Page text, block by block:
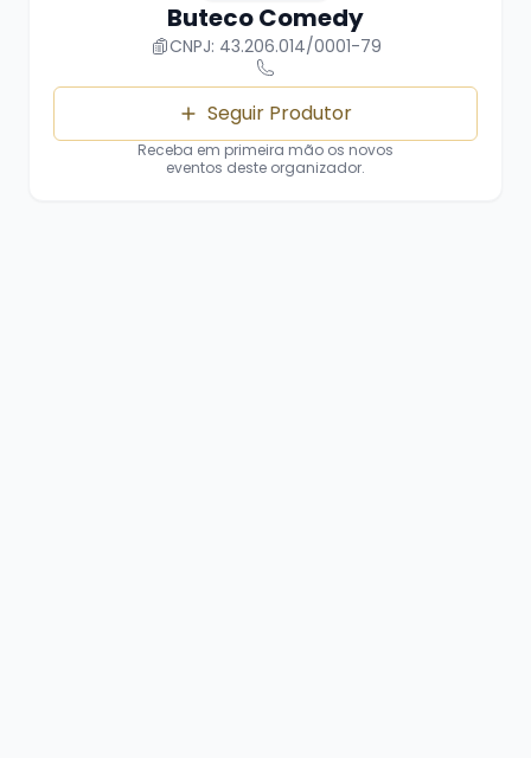
Buteco Comedy
CNPJ: 43.206.014/0001-79
Seguir Produtor
Receba em primeira mão os novos
eventos deste organizador.